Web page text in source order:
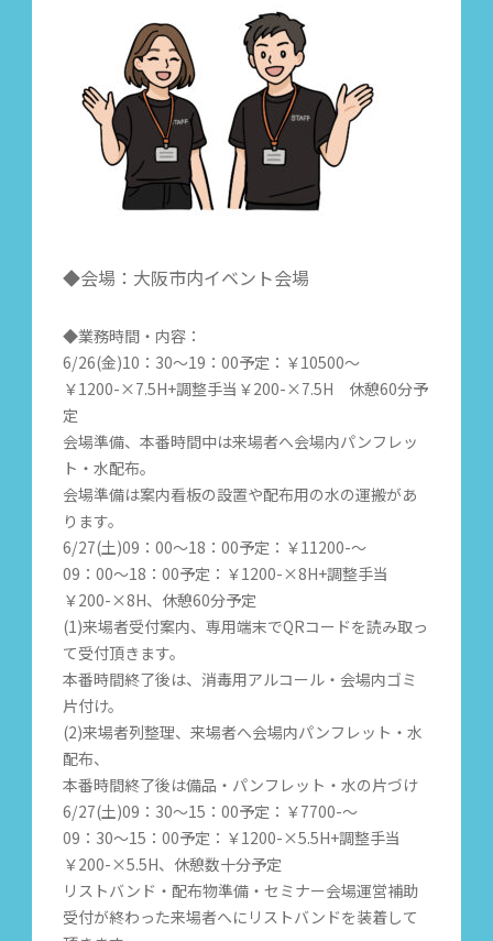
◆会場：大阪市内イベント会場
◆業務時間・内容：
6/26(金)10：30～19：00予定：￥10500～
￥1200-×7.5H+調整手当￥200-×7.5H 休憩60分予
定
会場準備、本番時間中は来場者へ会場内パンフレッ
ト・水配布。
会場準備は案内看板の設置や配布用の水の運搬があ
ります。
6/27(土)09：00～18：00予定：￥11200-～
09：00～18：00予定：￥1200-×8H+調整手当
￥200-×8H、休憩60分予定
(1)来場者受付案内、専用端末でQRコードを読み取っ
て受付頂きます。
本番時間終了後は、消毒用アルコール・会場内ゴミ
片付け。
(2)来場者列整理、来場者へ会場内パンフレット・水
配布、
本番時間終了後は備品・パンフレット・水の片づけ
6/27(土)09：30～15：00予定：￥7700-～
09：30～15：00予定：￥1200-×5.5H+調整手当
￥200-×5.5H、休憩数十分予定
リストバンド・配布物準備・セミナー会場運営補助
受付が終わった来場者へにリストバンドを装着して